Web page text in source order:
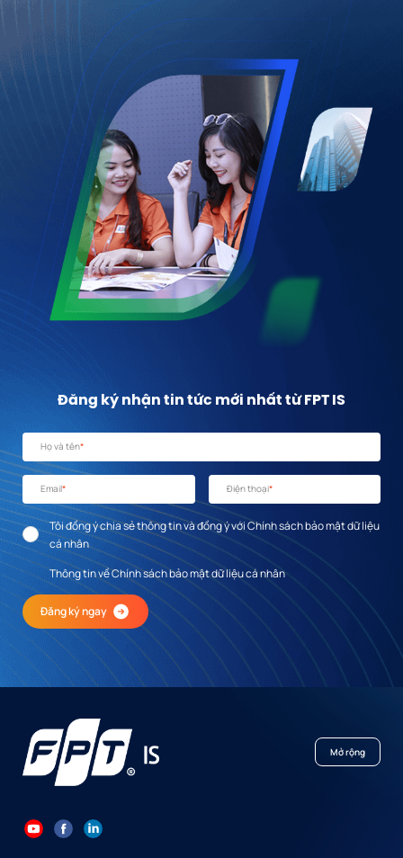
Đăng ký nhận tin tức mới nhất từ FPT IS
Họ và tên*
Email* Điện thoại*
Tôi đồng ý chia sẻ thông tin và đồng ý với Chính sách bảo mật dữ liệu
cá nhân
Thông tin về Chính sách bảo mật dữ liệu cá nhân
Đăng ký ngay
Mở rộng